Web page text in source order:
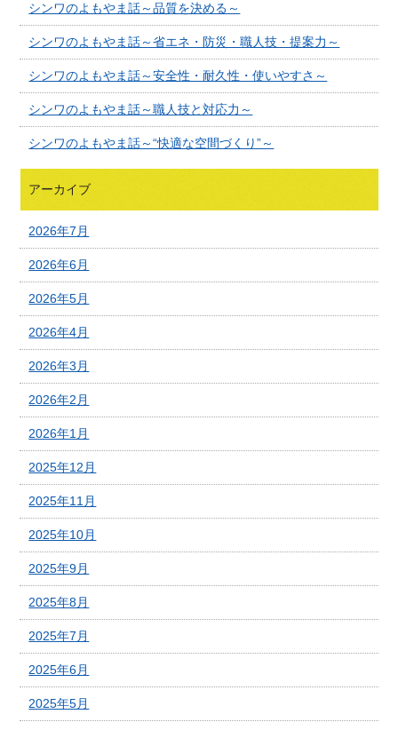
シンワのよもやま話～品質を決める～
シンワのよもやま話～省エネ・防災・職人技・提案力～
シンワのよもやま話～安全性・耐久性・使いやすさ～
シンワのよもやま話～職人技と対応力～
シンワのよもやま話～“快適な空間づくり”～
アーカイブ
2026年7月
2026年6月
2026年5月
2026年4月
2026年3月
2026年2月
2026年1月
2025年12月
2025年11月
2025年10月
2025年9月
2025年8月
2025年7月
2025年6月
2025年5月